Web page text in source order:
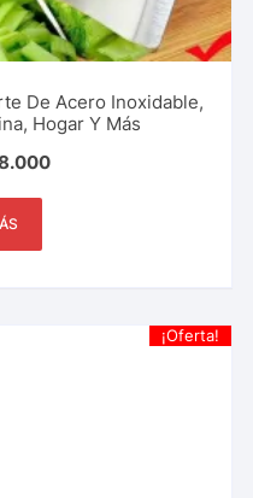
De Acero Inoxidable,
Hogar Y Más
¡Oferta!